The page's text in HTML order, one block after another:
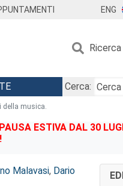
ENG
Cerca:
della musica.
ESTIVA DAL 30
Malavasi, Dario